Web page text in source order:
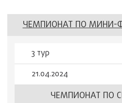
ЧЕМПИОНАТ ПО МИНИ-
3 тур
21.04.2024
ЧЕМПИОНАТ ПО